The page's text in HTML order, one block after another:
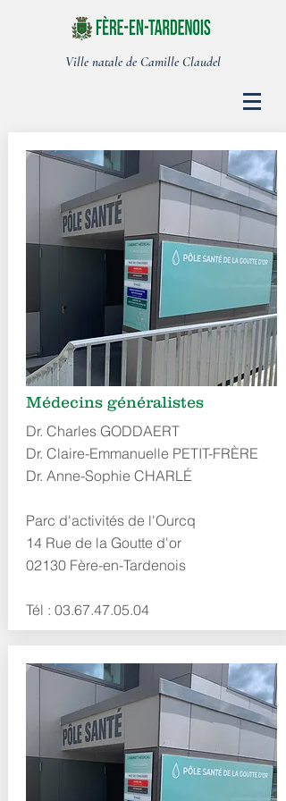
Ville natale de Camille Claudel
Médecins généralistes
Dr. Charles GODDAERT
Dr. Claire-Emmanuelle PETIT-FRÈRE
Dr. Anne-Sophie CHARLÉ
Parc d'activités de l'Ourcq
14 Rue de la Goutte d'or
02130 Fère-en-Tardenois
Tél : 03.67.47.05.04